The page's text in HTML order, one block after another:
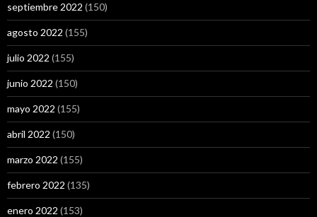
septiembre 2022 (150)
agosto 2022 (155)
julio 2022 (155)
junio 2022 (150)
mayo 2022 (155)
abril 2022 (150)
marzo 2022 (155)
febrero 2022 (135)
enero 2022 (153)